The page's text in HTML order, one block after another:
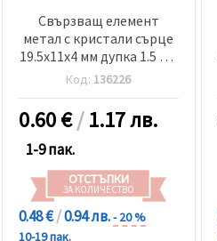
Свързващ елемент
метал с кристали сърце
19.5x11x4 мм дупка 1.5 мм
бял-2 броя
Код: 136226
0.60€/1.17 лв.
1-9 пак.
ОТСТЪПКИ
ЗА КОЛИЧЕСТВО
0.48 €/0.94 лв.- 20 %
10-19 пак.